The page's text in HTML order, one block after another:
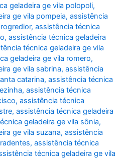
geladeira ge vila polopoli,
ge vila pompeia,assistência
,assistência técnica
,assistência técnica geladeira
técnica geladeira ge vila
geladeira ge vila romero,
ge vila sabrina,assistência
catarina,assistência técnica
,assistência técnica
,assistência técnica
,assistência técnica geladeira
geladeira ge vila sônia,
ge vila suzana,assistência
,assistência técnica
técnica geladeira ge vila